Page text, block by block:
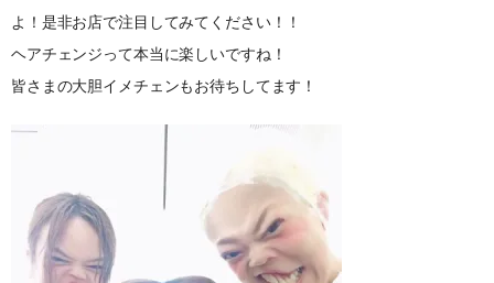
よ！是非お店で注目してみてください！！
ヘアチェンジって本当に楽しいですね！
皆さまの大胆イメチェンもお待ちしてます！